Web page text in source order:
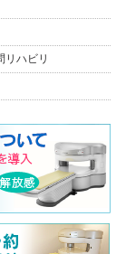
リハビリ